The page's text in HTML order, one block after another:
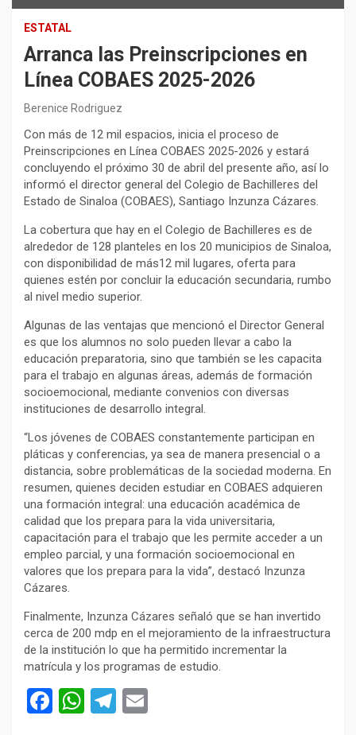
ESTATAL
Arranca las Preinscripciones en
Línea COBAES 2025-2026
Berenice Rodriguez
Con más de 12 mil espacios, inicia el proceso de
Preinscripciones en Línea COBAES 2025-2026 y estará
concluyendo el próximo 30 de abril del presente año, así lo
informó el director general del Colegio de Bachilleres del
Estado de Sinaloa (COBAES), Santiago Inzunza Cázares.
La cobertura que hay en el Colegio de Bachilleres es de
alrededor de 128 planteles en los 20 municipios de Sinaloa,
con disponibilidad de más12 mil lugares, oferta para
quienes estén por concluir la educación secundaria, rumbo
al nivel medio superior.
Algunas de las ventajas que mencionó el Director General
es que los alumnos no solo pueden llevar a cabo la
educación preparatoria, sino que también se les capacita
para el trabajo en algunas áreas, además de formación
socioemocional, mediante convenios con diversas
instituciones de desarrollo integral.
“Los jóvenes de COBAES constantemente participan en
pláticas y conferencias, ya sea de manera presencial o a
distancia, sobre problemáticas de la sociedad moderna. En
resumen, quienes deciden estudiar en COBAES adquieren
una formación integral: una educación académica de
calidad que los prepara para la vida universitaria,
capacitación para el trabajo que les permite acceder a un
empleo parcial, y una formación socioemocional en
valores que los prepara para la vida”, destacó Inzunza
Cázares.
Finalmente, Inzunza Cázares señaló que se han invertido
cerca de 200 mdp en el mejoramiento de la infraestructura
de la institución lo que ha permitido incrementar la
matrícula y los programas de estudio.
F
W T